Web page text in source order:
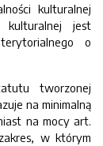
kulturalnej
kulturalnej jest
o
tworzonej
na minimalną
na mocy art.
w którym